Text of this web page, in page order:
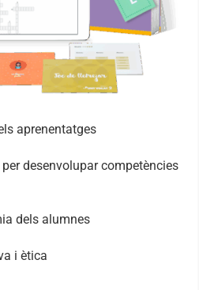
aprenentatges
desenvolupar competències
dels alumnes
i ètica